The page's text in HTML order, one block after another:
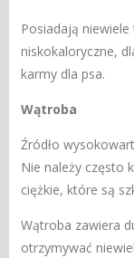
Posiadają niewiele
niskokaloryczne,
karmy dla psa.
Wątroba
Źródło
Nie należy często
ciężkie, które są
Wątroba zawiera
otrzymywać